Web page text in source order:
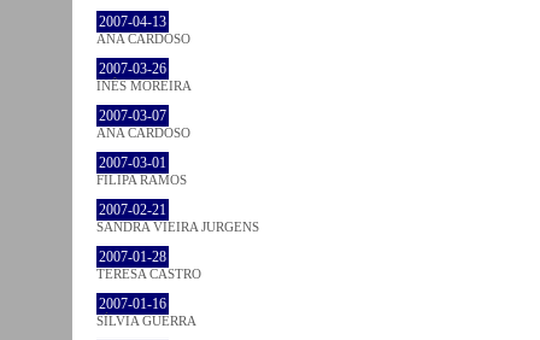
2007-04-13
ANA CARDOSO
2007-03-26
INÊS MOREIRA
2007-03-07
ANA CARDOSO
2007-03-01
FILIPA RAMOS
2007-02-21
SANDRA VIEIRA JURGENS
2007-01-28
TERESA CASTRO
2007-01-16
SÍLVIA GUERRA